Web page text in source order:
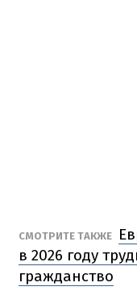
СМОТРИТЕ ТАКЖЕ
в 2026 году
гражданство